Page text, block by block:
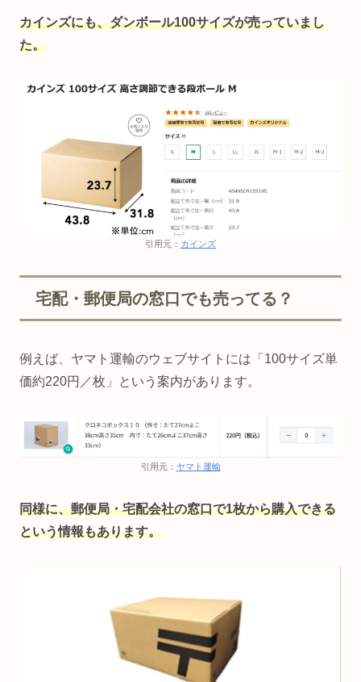
カインズにも、ダンボール100サイズが売っていまし
た。
引用元： カインズ
宅配・郵便局の窓口でも売ってる？
例えば、ヤマト運輸のウェブサイトには「100サイズ単
価約220円／枚」という案内があります。
引用元： ヤマト運輸
同様に、郵便局・宅配会社の窓口で1枚から購入できる
という情報もあります。